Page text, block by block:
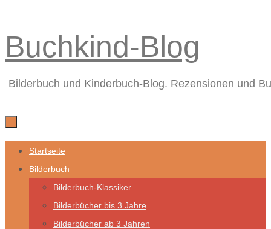
Inhalt
Buchkind-Blog
Bilderbuch und Kinderbuch-Blog. Rezensionen und
Zum
Inhalt
springen
Startseite
Bilderbuch
Bilderbuch-Klassiker
Bilderbücher bis 3 Jahre
Bilderbücher ab 3 Jahren